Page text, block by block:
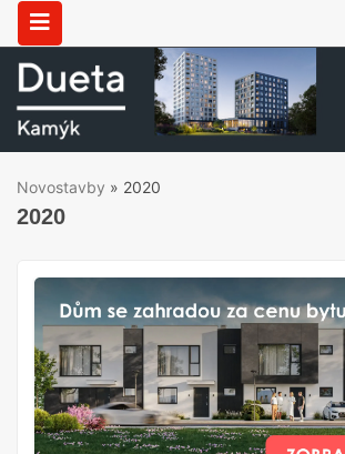
Novostavby » 2020
2020